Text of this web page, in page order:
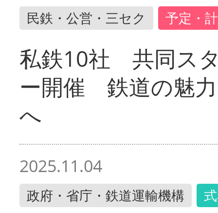
民鉄・公営・三セク 予定・
私鉄10社 共同ス
ー開催 鉄道の魅
へ
2025.11.04
政府・省庁・鉄道運輸機構